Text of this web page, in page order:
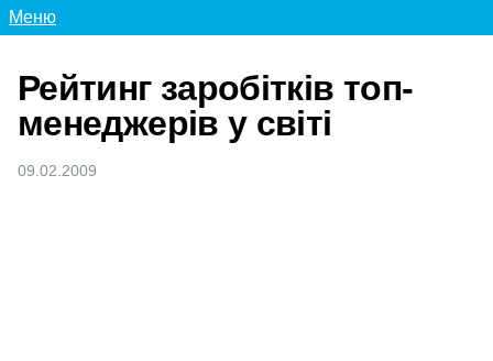
Меню
Рейтинг заробітків топ-
менеджерів у світі
09.02.2009